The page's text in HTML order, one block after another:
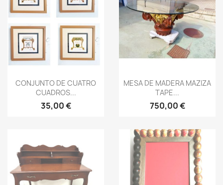
 Vista rápida
CONJUNTO DE CUATRO
CUADROS...
35,00 €
Vista rápida
MESA DE MADERA MAZIZA
TAPE...
750,00 €